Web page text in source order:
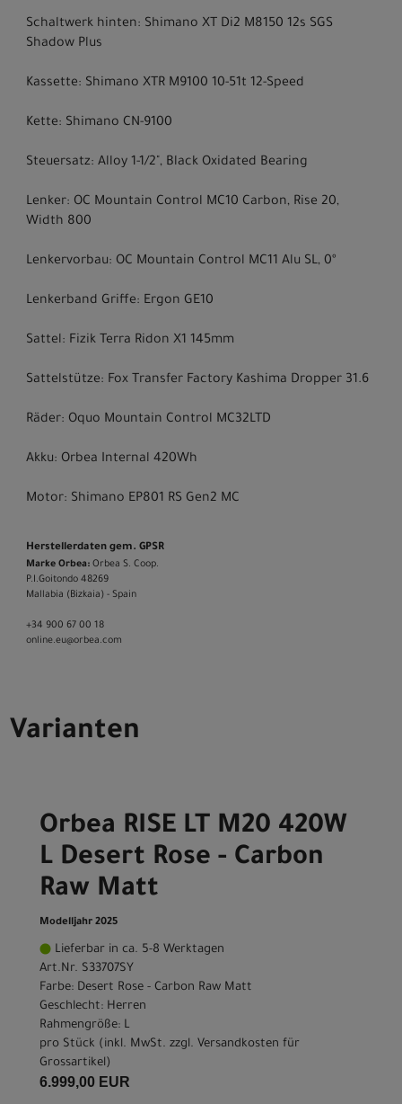
Schaltwerk hinten: Shimano XT Di2 M8150 12s SGS
Shadow Plus
Kassette: Shimano XTR M9100 10-51t 12-Speed
Kette: Shimano CN-9100
Steuersatz: Alloy 1-1/2", Black Oxidated Bearing
Lenker: OC Mountain Control MC10 Carbon, Rise 20,
Width 800
Lenkervorbau: OC Mountain Control MC11 Alu SL, 0º
Lenkerband Griffe: Ergon GE10
Sattel: Fizik Terra Ridon X1 145mm
Sattelstütze: Fox Transfer Factory Kashima Dropper 31.6
Räder: Oquo Mountain Control MC32LTD
Akku: Orbea Internal 420Wh
Motor: Shimano EP801 RS Gen2 MC
Herstellerdaten gem. GPSR
Marke Orbea: Orbea S. Coop.
P.I.Goitondo 48269
Mallabia (Bizkaia) - Spain
+34 900 67 00 18
online.eu@orbea.com
Varianten
Orbea RISE LT M20 420W
L Desert Rose - Carbon
Raw Matt
Modelljahr 2025
Lieferbar in ca. 5-8 Werktagen
Art.Nr. S33707SY
Farbe: Desert Rose - Carbon Raw Matt
Geschlecht: Herren
Rahmengröße: L
pro Stück (inkl. MwSt. zzgl. Versandkosten für
Grossartikel )
6.999,00 EUR